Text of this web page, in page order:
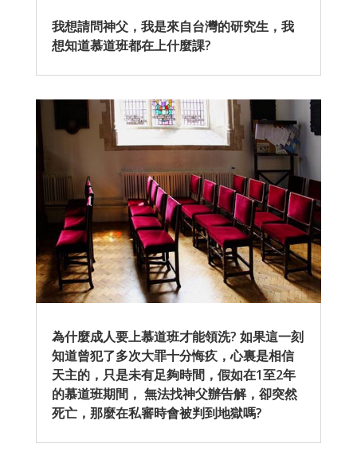
我想請問神父，我是來自台灣的研究生，我
想知道慕道班都在上什麼課?
為什麼成人要上慕道班才能領洗? 如果這一刻
知道曾犯了多次大罪十分悔疚，心裏是相信
天主的，只是未有足夠時間，假如在1至2年
的慕道班期間， 無法找神父辦告解，卻突然
死亡，那麼在私審時會被判到地獄嗎?